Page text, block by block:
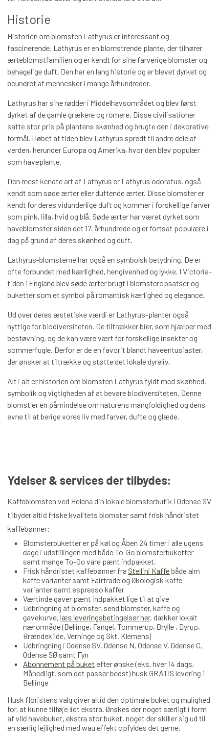
Historie
Historien om blomsten Lathyrus er interessant og
fascinerende. Lathyrus er en blomstrende plante, der tilhører
ærteblomstfamilien og er kendt for sine farverige blomster og
behagelige duft. Den har en lang historie og er blevet dyrket og
beundret af mennesker i mange århundreder.
Lathyrus har sine rødder i Middelhavsområdet og blev først
dyrket af de gamle grækere og romere. Disse civilisationer
satte stor pris på plantens skønhed og brugte den i dekorative
formål. I løbet af tiden blev Lathyrus spredt til andre dele af
verden, herunder Europa og Amerika, hvor den blev populær
som haveplante.
Den mest kendte art af Lathyrus er Lathyrus odoratus, også
kendt som søde ærter eller duftende ærter. Disse blomster er
kendt for deres vidunderlige duft og kommer i forskellige farver
som pink, lilla, hvid og blå. Søde ærter har været dyrket som
haveblomster siden det 17. århundrede og er fortsat populære i
dag på grund af deres skønhed og duft.
Lathyrus-blomsterne har også en symbolsk betydning. De er
ofte forbundet med kærlighed, hengivenhed og lykke. I Victoria-
tiden i England blev søde ærter brugt i blomsteropsatser og
buketter som et symbol på romantisk kærlighed og elegance.
Ud over deres æstetiske værdi er Lathyrus-planter også
nyttige for biodiversiteten. De tiltrækker bier, som hjælper med
bestøvning, og de kan være vært for forskellige insekter og
sommerfugle. Derfor er de en favorit blandt haveentusiaster,
der ønsker at tiltrække og støtte det lokale dyreliv.
Alt i alt er historien om blomsten Lathyrus fyldt med skønhed,
symbolik og vigtigheden af at bevare biodiversiteten. Denne
blomst er en påmindelse om naturens mangfoldighed og dens
evne til at berige vores liv med farver, dufte og glæde.
Ydelser & services der tilbydes:
Kaffeblomsten ved Helena din lokale blomsterbutik i Odense SV
tilbyder altid friske kvalitets blomster samt frisk håndristet
kaffebønner:
Blomsterbuketter er på køl og Åben 24 timer i alle ugens
dage i udstillingen med både To-Go blomsterbuketter
samt mange To-Go vare pænt indpakket.
Frisk håndristet kaffebønner fra Stellini Kaffebåde alm
kaffe varianter samt Fairtrade og Økologisk kaffe
varianter samt espresso kaffer
Værtinde gaver pænt indpakket lige til at give
Udbringning af blomster, send blomster, kaffe og
gavekurve, læs leveringsbetingelser her, dækker lokalt
nærområde (Bellinge, Fangel, Tommerup, Brylle , Dyrup,
Brændekilde, Verninge og Skt. Klemens)
Udbringning i Odense SV, Odense N, Odense V, Odense C,
Odense SØ samt Fyn
Abonnement på buket efter ønske (eks. hver 14 dags,
Månedligt, som det passer bedst) husk GRATIS levering i
Bellinge
Husk floristens valg giver altid den optimale buket og mulighed
for, at kunne tilføje lidt ekstra. Ønskes der noget særligt i form
af vild havebuket, ekstra stor buket, noget der skiller sig ud til
en særlig lejlighed med wau effekt opfyldes det gerne.